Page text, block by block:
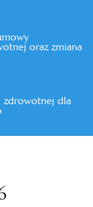
oraz zmiana
zdrowotnej dla